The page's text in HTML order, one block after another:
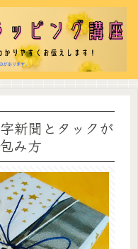
新聞とタックが
み方